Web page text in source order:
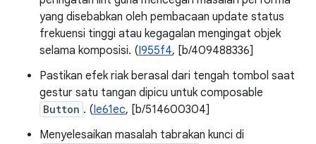
yang disebabkan oleh pembacaan update status
frekuensi tinggi atau kegagalan mengingat objek
selama komposisi. (I955f4, [b/409488336]
Pastikan efek riak berasal dari tengah tombol saat
gestur satu tangan dipicu untuk composable
Button . (Ie61ec, [b/514600304]
Menyelesaikan masalah tabrakan kunci di